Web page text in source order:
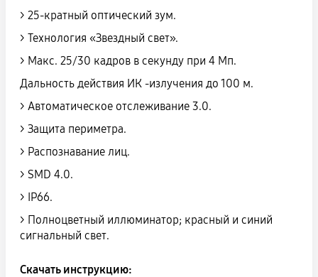
> 25-кратный оптический зум.
> Технология «Звездный свет».
> Макс. 25/30 кадров в секунду при 4 Мп.
Дальность действия ИК -излучения до 100 м.
> Автоматическое отслеживание 3.0.
> Защита периметра.
> Распознавание лиц.
> SMD 4.0.
> IP66.
> Полноцветный иллюминатор; красный и синий
сигнальный свет.
Скачать инструкцию: